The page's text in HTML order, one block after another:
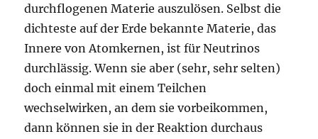
durchflogenen Materie auszulösen. Selbst die
dichteste auf der Erde bekannte Materie, das
Innere von Atomkernen, ist für Neutrinos
durchlässig. Wenn sie aber (sehr, sehr selten)
doch einmal mit einem Teilchen
wechselwirken, an dem sie vorbeikommen,
dann können sie in der Reaktion durchaus